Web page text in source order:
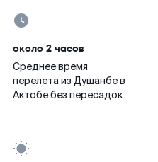
около 2 часов
Среднее время
перелета из Душанбе в
Актобе без пересадок